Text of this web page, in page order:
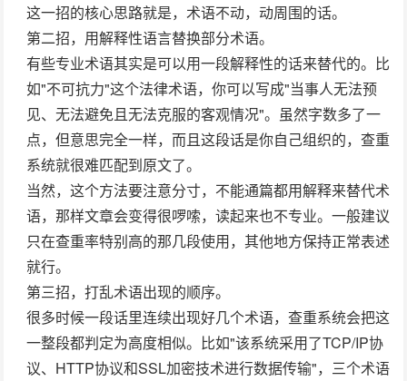
这一招的核心思路就是，术语不动，动周围的话。
第二招，用解释性语言替换部分术语。
有些专业术语其实是可以用一段解释性的话来替代的。比
如"不可抗力"这个法律术语，你可以写成"当事人无法预
见、无法避免且无法克服的客观情况"。虽然字数多了一
点，但意思完全一样，而且这段话是你自己组织的，查重
系统就很难匹配到原文了。
当然，这个方法要注意分寸，不能通篇都用解释来替代术
语，那样文章会变得很啰嗦，读起来也不专业。一般建议
只在查重率特别高的那几段使用，其他地方保持正常表述
就行。
第三招，打乱术语出现的顺序。
很多时候一段话里连续出现好几个术语，查重系统会把这
一整段都判定为高度相似。比如"该系统采用了TCP/IP协
议、HTTP协议和SSL加密技术进行数据传输"，三个术语